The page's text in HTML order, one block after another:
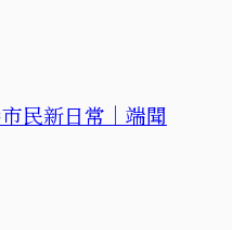
民新日常｜端聞